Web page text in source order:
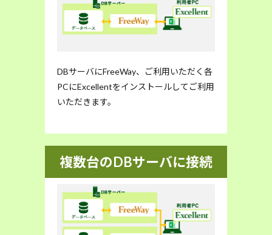
DBサーバにFreeWay、ご利用いただく各
PCにExcellentをインストールしてご利用
いただきます。
複数台のDBサーバに接続